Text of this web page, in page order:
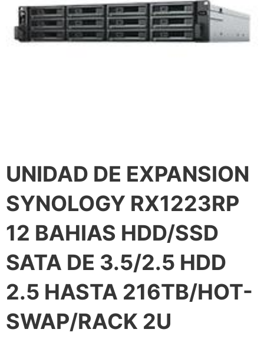
UNIDAD DE EXPANSION
SYNOLOGY RX1223RP
12 BAHIAS HDD/SSD
SATA DE 3.5/2.5 HDD
2.5 HASTA 216TB/HOT-
SWAP/RACK 2U